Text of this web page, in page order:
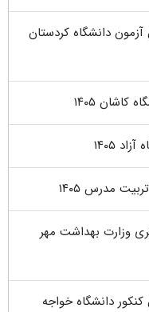
دانشگاه کردستان
۱۴۰۵
۱۴۰۵
مدرس ۱۴۰۵
وزارت بهداشت مهر
دانشگاه خواجه